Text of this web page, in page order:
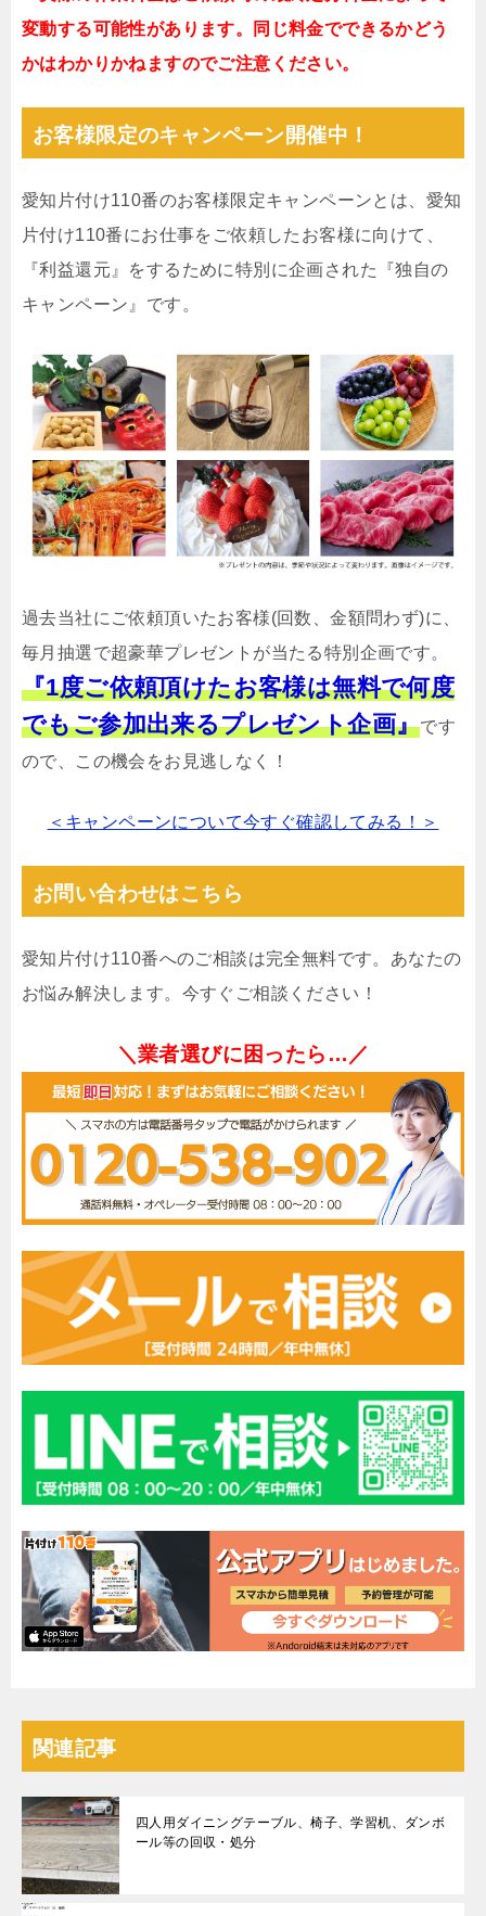
変動する可能性があります。同じ料金でできるかどう
かはわかりかねますのでご注意ください。
お客様限定のキャンペーン開催中！
愛知片付け110番のお客様限定キャンペーンとは、愛知
片付け110番にお仕事をご依頼したお客様に向けて、
『利益還元』をするために特別に企画された『独自の
キャンペーン』です。
過去当社にご依頼頂いたお客様(回数、金額問わず)に、
毎月抽選で超豪華プレゼントが当たる特別企画です。
『1度ご依頼頂けたお客様は無料で何度
でもご参加出来るプレゼント企画』です
ので、この機会をお見逃しなく！
＜キャンペーンについて今すぐ確認してみる！＞
お問い合わせはこちら
愛知片付け110番へのご相談は完全無料です。あなたの
お悩み解決します。今すぐご相談ください！
＼業者選びに困ったら…／
関連記事
四人用ダイニングテーブル、椅子、学習机、ダンボ
ール等の回収・処分